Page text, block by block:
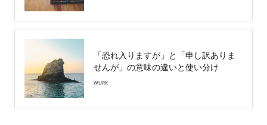
「恐れ入りますが」と「申し訳ありま
せんが」の意味の違いと使い分け
WURK